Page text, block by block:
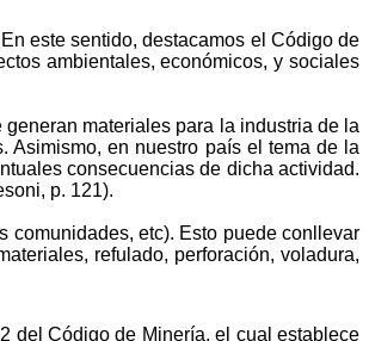
este sentido, destacamos el Código de
ambientales, económicos, y sociales
materiales para la industria de la
Asimismo, en nuestro país el tema de la
consecuencias de dicha actividad.
, p. 121).
comunidades, etc). Esto puede conllevar
refulado, perforación, voladura,
del Código de Minería, el cual establece